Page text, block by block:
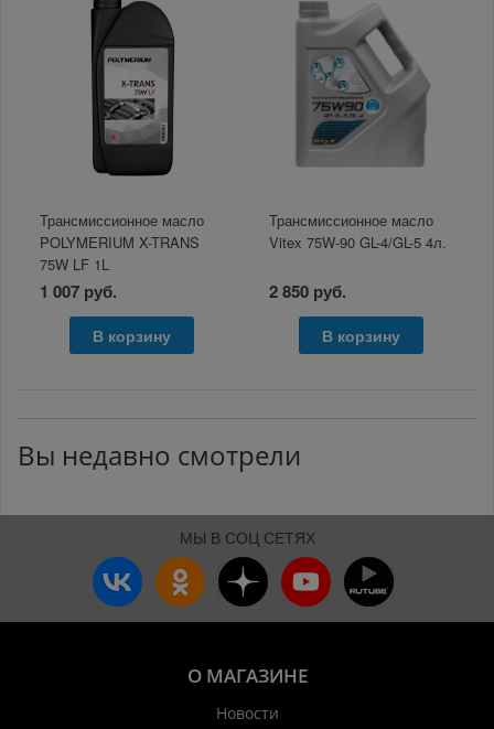
Трансмиссионное масло
POLYMERIUM X-TRANS
75W LF 1L
1 007 руб.
В корзину
Трансмиссионное масло
Vitex 75W-90 GL-4/GL-5 4л.
2 850 руб.
В корзину
Вы недавно смотрели
МЫ В СОЦ СЕТЯХ
О МАГАЗИНЕ
Новости